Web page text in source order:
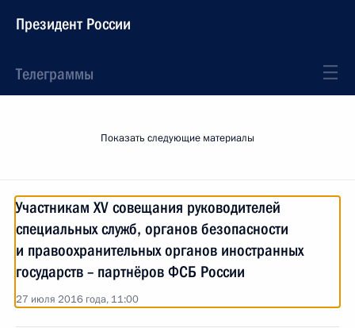
Президент России
Телеграммы
Показать следующие материалы
Участникам XV совещания руководителей
специальных служб, органов безопасности
и правоохранительных органов иностранных
государств – партнёров ФСБ России
27 июля 2016 года, 11:00